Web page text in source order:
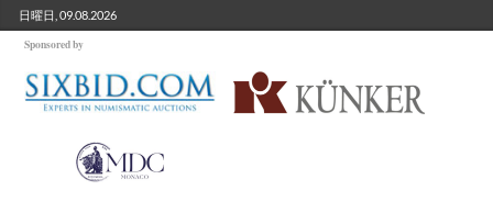
日曜日, 09.08.2026
Sponsored by